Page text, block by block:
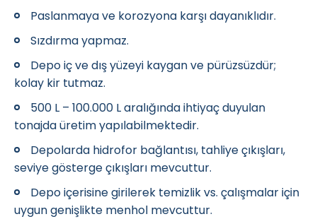
Paslanmaya ve korozyona karşı dayanıklıdır.
Sızdırma yapmaz.
Depo iç ve dış yüzeyi kaygan ve pürüzsüzdür;
kolay kir tutmaz.
500 L – 100.000 L aralığında ihtiyaç duyulan
tonajda üretim yapılabilmektedir.
Depolarda hidrofor bağlantısı, tahliye çıkışları,
seviye gösterge çıkışları mevcuttur.
Depo içerisine girilerek temizlik vs. çalışmalar için
uygun genişlikte menhol mevcuttur.